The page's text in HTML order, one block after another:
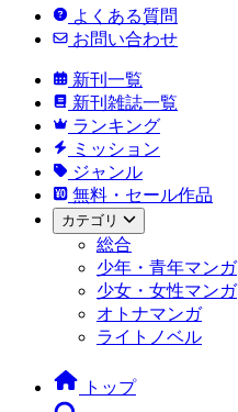
よくある質問
お問い合わせ
新刊一覧
新刊雑誌一覧
ランキング
ミッション
ジャンル
無料・セール作品
カテゴリ
総合
少年・青年マンガ
少女・女性マンガ
オトナマンガ
ライトノベル
トップ